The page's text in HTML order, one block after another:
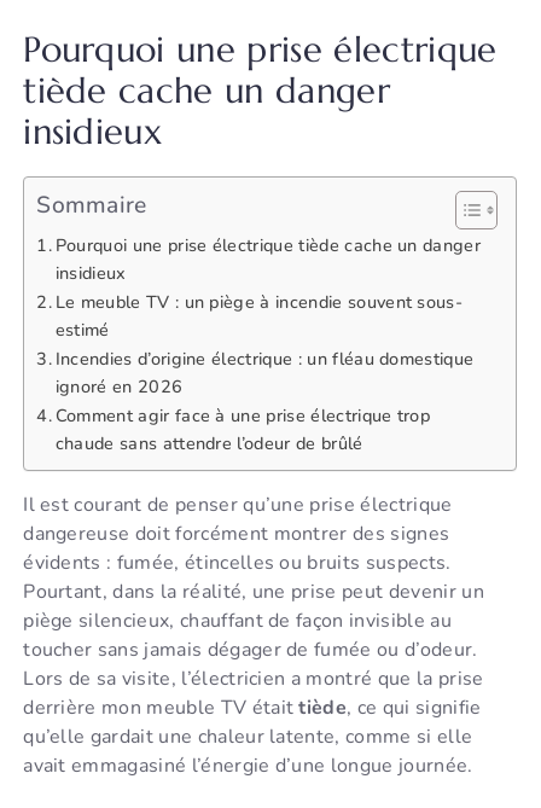
Pourquoi une prise électrique
tiède cache un danger
insidieux
Sommaire
Pourquoi une prise électrique tiède cache un danger
insidieux
Le meuble TV : un piège à incendie souvent sous-
estimé
Incendies d’origine électrique : un fléau domestique
ignoré en 2026
Comment agir face à une prise électrique trop
chaude sans attendre l’odeur de brûlé
Il est courant de penser qu’une prise électrique
dangereuse doit forcément montrer des signes
évidents : fumée, étincelles ou bruits suspects.
Pourtant, dans la réalité, une prise peut devenir un
piège silencieux, chauffant de façon invisible au
toucher sans jamais dégager de fumée ou d’odeur.
Lors de sa visite, l’électricien a montré que la prise
derrière mon meuble TV étaittiède, ce qui signifie
qu’elle gardait une chaleur latente, comme si elle
avait emmagasiné l’énergie d’une longue journée.